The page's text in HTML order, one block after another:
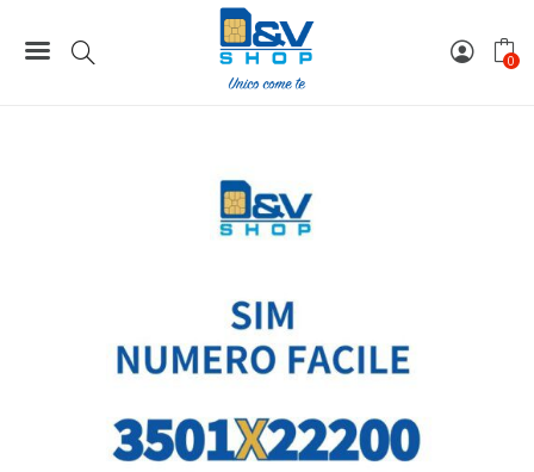
0
SIM Kena Mobile Numero Facile 3501X22200 Da Attivare